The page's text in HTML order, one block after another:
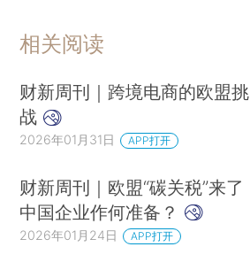
相关阅读
财新周刊｜跨境电商的欧盟挑
战
2026年01月31日 APP打开
财新周刊｜欧盟“碳关税”来了
中国企业作何准备？
2026年01月24日 APP打开